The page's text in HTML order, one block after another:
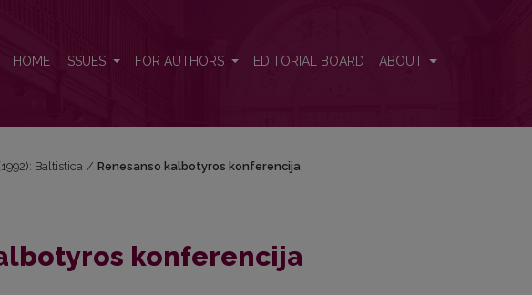
HOME ISSUES FOR AUTHORS EDITORIAL BOARD ABOUT
Baltistica / Renesanso kalbotyros konferencija
konferencija